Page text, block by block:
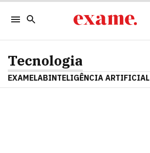
Tecnologia
EXAMELABINTELIGÊNCIA ARTIFICIAL